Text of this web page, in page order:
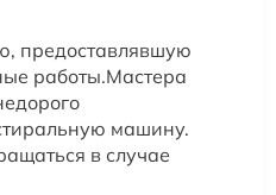
предоставлявшую
работы.Мастера
машину.
в случае